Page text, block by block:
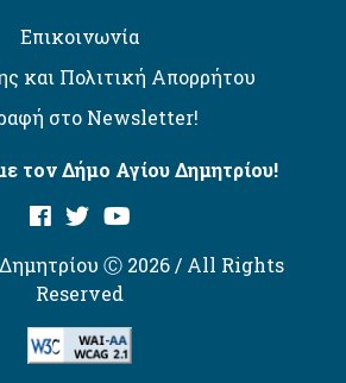
Επικοινωνία
και Πολιτική Απορρήτου
στο Newsletter!
τον Δήμο Αγίου Δημητρίου!
Ⓒ 2026 / All Rights
Reserved